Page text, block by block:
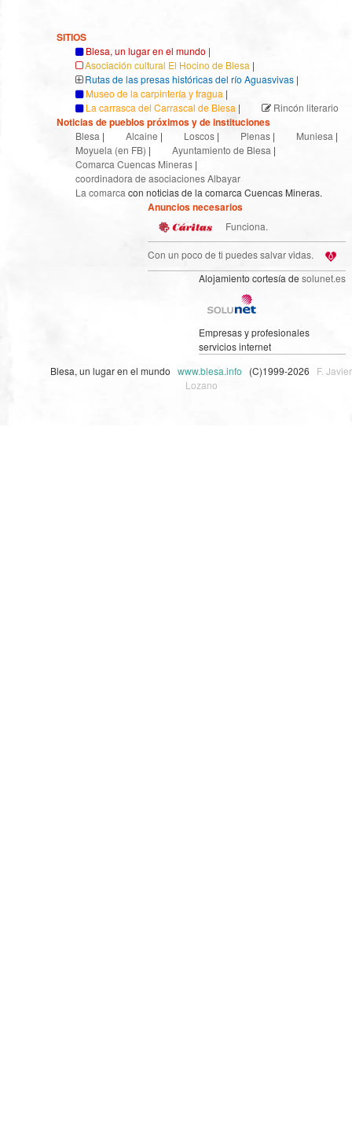
SITIOS
Blesa, un lugar en el mundo |
Asociación cultural El Hocino de Blesa |
Rutas de las presas históricas del río Aguasvivas |
Museo de la carpintería y fragua |
La carrasca del Carrascal de Blesa | Rincón literario
Noticias de pueblos próximos y de instituciones
Blesa | Alcaine | Loscos | Plenas | Muniesa |
Moyuela (en FB) | Ayuntamiento de Blesa |
Comarca Cuencas Mineras |
coordinadora de asociaciones Albayar
La comarca con noticias de la comarca Cuencas Mineras.
Anuncios necesarios
Funciona.
Con un poco de ti puedes salvar vidas.
Alojamiento cortesía de solunet.es
Empresas y profesionales
servicios internet
Blesa, un lugar en el mundo www.blesa.info (C)1999-2026 F. Javier
Lozano